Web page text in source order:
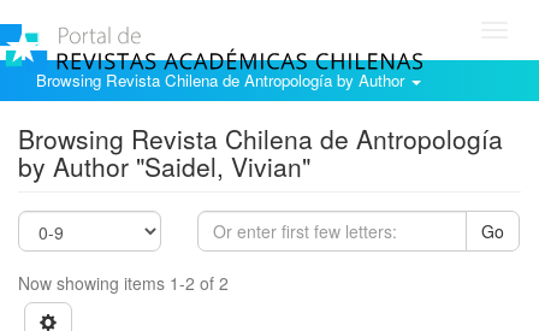
Browsing Revista Chilena de Antropología by Author
Browsing Revista Chilena de Antropología
by Author "Saidel, Vivian"
Go
Now showing items 1-2 of 2